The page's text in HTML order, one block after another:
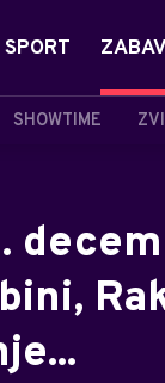
SPORT
SHOWTIME